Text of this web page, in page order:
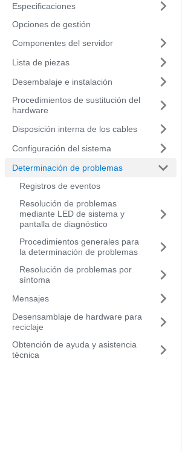
Especificaciones
Opciones de gestión
Componentes del servidor
Lista de piezas
Desembalaje e instalación
Procedimientos de sustitución del
hardware
Disposición interna de los cables
Configuración del sistema
Determinación de problemas
Registros de eventos
Resolución de problemas
mediante LED de sistema y
pantalla de diagnóstico
Procedimientos generales para
la determinación de problemas
Resolución de problemas por
síntoma
Mensajes
Desensamblaje de hardware para
reciclaje
Obtención de ayuda y asistencia
técnica